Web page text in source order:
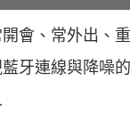
會、常外出、重
牙連線與降噪的